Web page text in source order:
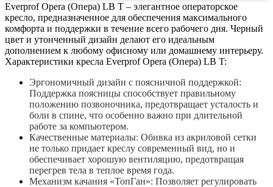
Everprof Opera (Опера) LB T – элегантное операторское
кресло, предназначенное для обеспечения максимального
комфорта и поддержки в течение всего рабочего дня. Черный
цвет и утонченный дизайн делают его идеальным
дополнением к любому офисному или домашнему интерьеру.
Характеристики кресла Everprof Opera (Опера) LB T:
Эргономичный дизайн с поясничной поддержкой:
Поддержка поясницы способствует правильному
положению позвоночника, предотвращает усталость и
боли в спине, что особенно важно при длительной
работе за компьютером.
Качественные материалы: Обивка из акриловой сетки
не только придает креслу современный вид, но и
обеспечивает хорошую вентиляцию, предотвращая
перегрев тела в теплое время года.
Механизм качания «ТопГан»: Позволяет регулировать